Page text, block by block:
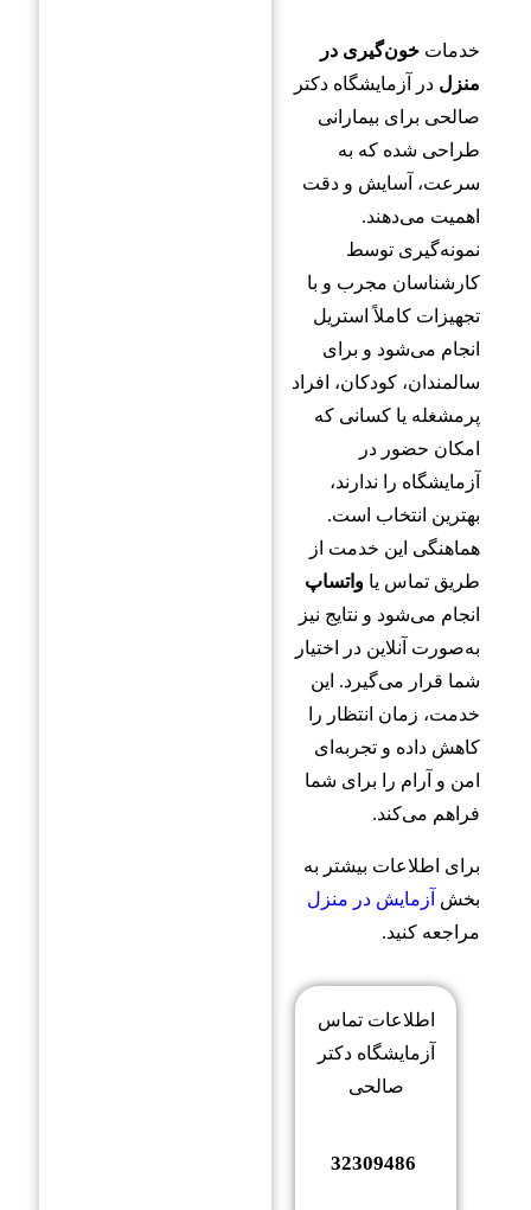
خدمات خون‌گیری در
منزل در آزمایشگاه دکتر
صالحی برای بیمارانی
طراحی شده که به
سرعت، آسایش و دقت
اهمیت می‌دهند.
نمونه‌گیری توسط
کارشناسان مجرب و با
تجهیزات کاملاً استریل
انجام می‌شود و برای
سالمندان، کودکان، افراد
پرمشغله یا کسانی که
امکان حضور در
آزمایشگاه را ندارند،
بهترین انتخاب است.
هماهنگی این خدمت از
طریق تماس یا واتساپ
انجام می‌شود و نتایج نیز
به‌صورت آنلاین در اختیار
شما قرار می‌گیرد. این
خدمت، زمان انتظار را
کاهش داده و تجربه‌ای
امن و آرام را برای شما
فراهم می‌کند.
برای اطلاعات بیشتر به
بخش آزمایش در منزل
مراجعه کنید.
اطلاعات تماس
آزمایشگاه دکتر
صالحی
32309486